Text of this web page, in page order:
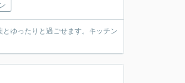
ゆったりと過ごせます。キッチン